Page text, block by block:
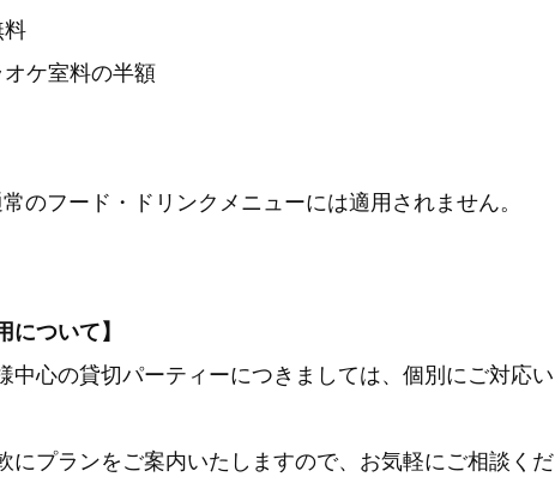
料
ケ室料の半額
のフード・ドリンクメニューには適用されません。
について】
中心の貸切パーティーにつきましては、個別にご対応い
にプランをご案内いたしますので、お気軽にご相談くだ